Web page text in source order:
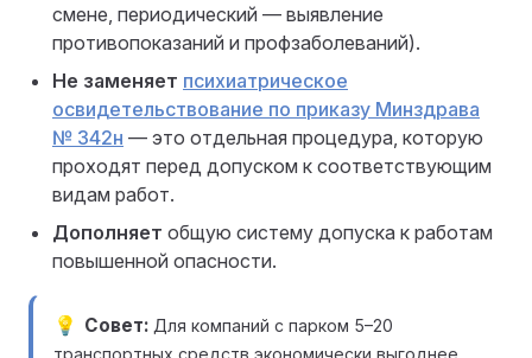
смене, периодический — выявление
противопоказаний и профзаболеваний).
Не заменяет психиатрическое
освидетельствование по приказу Минздрава
№ 342н — это отдельная процедура, которую
проходят перед допуском к соответствующим
видам работ.
Дополняет общую систему допуска к работам
повышенной опасности.
Совет Для компаний с парком 5–20
транспортных средств экономически выгоднее